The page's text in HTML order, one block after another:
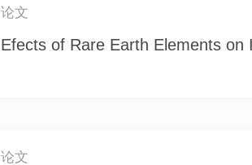
论文
Efects of Rare Earth Elements on
论文